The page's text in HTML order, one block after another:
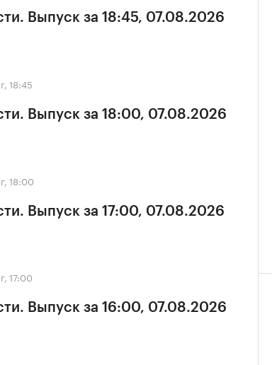
Выпуск за 18:45, 07.08.2026
18:45
Выпуск за 18:00, 07.08.2026
18:00
Выпуск за 17:00, 07.08.2026
17:00
Выпуск за 16:00, 07.08.2026